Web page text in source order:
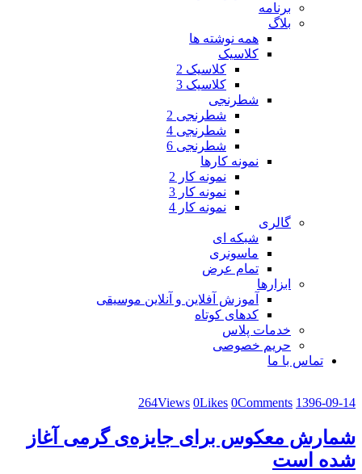
برنامه
بلاگ
همه نوشته ها
کلاسیک
کلاسیک 2
کلاسیک 3
شطرنجی
شطرنجی 2
شطرنجی 4
شطرنجی 6
نمونه کارها
نمونه کار 2
نمونه کار 3
نمونه کار 4
گالری
شبکه ای
ماسونری
تمام عرض
ابزارها
آموزش آفلاین و آنلاین موسیقی
کدهای کوتاه
خدمات پلاس
حریم خصوصی
تماس با ما
1396-09-14
264Views 0Likes 0Comments
شمارش معکوس برای جایزه‌ی گرمی آغاز
شده است